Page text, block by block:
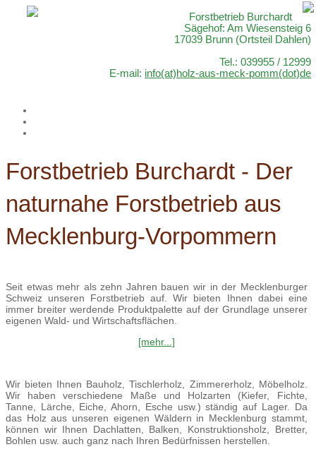
Forstbetrieb Burchardt
Sägehof: Am Wiesensteig 6
17039 Brunn (Ortsteil Dahlen)
Tel.: 039955 / 12999
E-mail: info(at)holz-aus-meck-pomm(dot)de
Forstbetrieb Burchardt - Der
naturnahe Forstbetrieb aus
Mecklenburg-Vorpommern
Seit etwas mehr als zehn Jahren bauen wir in der Mecklenburger
Schweiz unseren Forstbetrieb auf. Wir bieten Ihnen dabei eine
immer breiter werdende Produktpalette auf der Grundlage unserer
eigenen Wald- und Wirtschaftsflächen.
[mehr...]
Wir bieten Ihnen Bauholz, Tischlerholz, Zimmererholz, Möbelholz.
Wir haben verschiedene Maße und Holzarten (Kiefer, Fichte,
Tanne, Lärche, Eiche, Ahorn, Esche usw.) ständig auf Lager. Da
das Holz aus unseren eigenen Wäldern in Mecklenburg stammt,
können wir Ihnen Dachlatten, Balken, Konstruktionsholz, Bretter,
Bohlen usw. auch ganz nach Ihren Bedürfnissen herstellen.